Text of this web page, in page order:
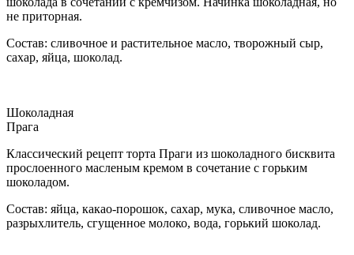
не приторная.
Состав: сливочное и растительное масло, творожный сыр,
сахар, яйца, шоколад.
Шоколадная
Прага
Классический рецепт торта Праги из шоколадного бисквита
прослоенного масленым кремом в сочетание с горьким
шоколадом.
Состав: яйца, какао-порошок, сахар, мука, сливочное масло,
разрыхлитель, сгущенное молоко, вода, горький шоколад.